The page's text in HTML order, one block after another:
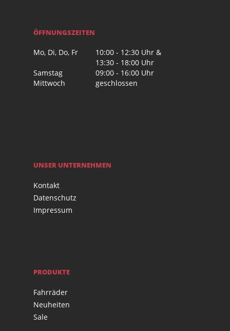
ÖFFNUNGSZEITEN
Mo, Di, Do, Fr
10:00 - 12:30 Uhr &
13:30 - 18:00 Uhr
Samstag
09:00 - 16:00 Uhr
Mittwoch
geschlossen
UNSER UNTERNEHMEN
Kontakt
Datenschutz
Impressum
PRODUKTE
Fahrräder
Neuheiten
Sale